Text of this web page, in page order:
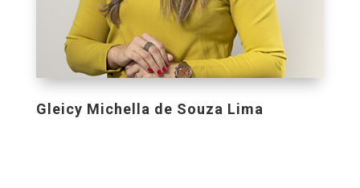
Gleicy Michella de Souza Lima